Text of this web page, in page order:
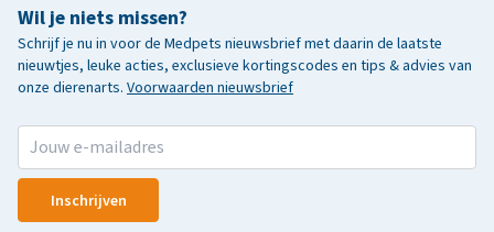
Wil je niets missen?
Schrijf je nu in voor de Medpets nieuwsbrief met daarin de laatste
nieuwtjes, leuke acties, exclusieve kortingscodes en tips & advies van
onze dierenarts. Voorwaarden nieuwsbrief
Inschrijven